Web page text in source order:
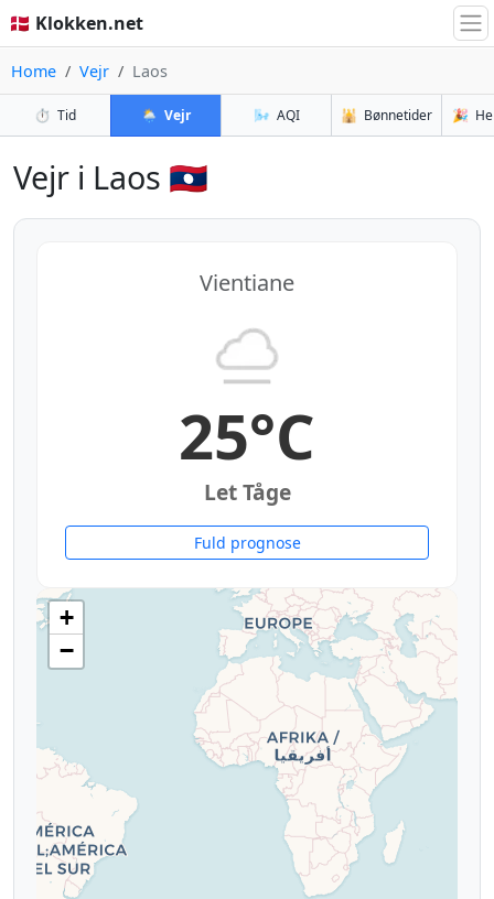
🇩🇰 Klokken.net
Home Vejr Laos
⏱️ Tid 🌦️ Vejr 🌬️ AQI 🕌 Bønnetider 🎉
Vejr i Laos 🇱🇦
Vientiane
25°C
Let Tåge
Fuld prognose
+
−